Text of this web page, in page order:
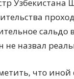
Узбекистана
сальдо
не назвал
что иной